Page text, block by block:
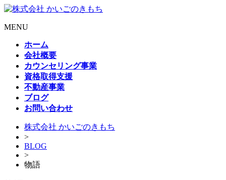
MENU
ホーム
会社概要
カウンセリング事業
資格取得支援
不動産事業
ブログ
お問い合わせ
株式会社 かいごのきもち
>
BLOG
>
物語